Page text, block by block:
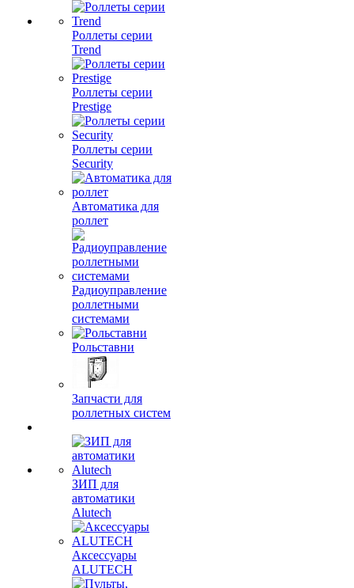
Роллеты серии
Trend
Роллеты серии
Prestige
Роллеты серии
Security
Автоматика для
роллет
Радиоуправление
роллетными
системами
Рольставни
Запчасти для
роллетных систем
ЗИП для
автоматики
Alutech
Аксессуары
ALUTECH